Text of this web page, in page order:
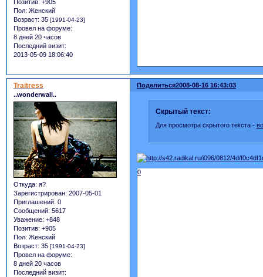
Позитив: +905
Пол: Женский
Возраст: 35 [1991-04-23]
Провел на форуме:
8 дней 20 часов
Последний визит:
2013-05-09 18:06:40
Поделиться2008-08-16 16:43:03
Traitress
..wonderwall..
Откуда: я?
Зарегистрирован: 2007-05-01
Приглашений: 0
Сообщений: 5617
Уважение: +848
Позитив: +905
Пол: Женский
Возраст: 35 [1991-04-23]
Провел на форуме:
8 дней 20 часов
Последний визит:
Скрытый текст:
Для просмотра скрытого текста -
0